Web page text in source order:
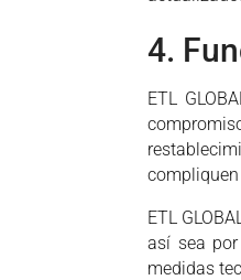
4.
ETL
ETL
así sea
medidas